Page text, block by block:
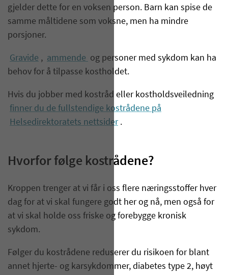
gjelder dette for en voksen person. Barn kan spise de
samme måltidene som voksne, men ha mindre
porsjoner.
Gravide , ammende og personer med sykdom kan ha
behov for å tilpasse kostholdet.
Hvis du jobber med kostråd eller kostholdsveiledning
finner du de fullstendige kostrådene på
Helsedirektoratets nettsider .
Hvorfor følge kostrådene?
Kroppen trenger at vi får i oss flere næringsstoffer hver
dag for at vi skal fungere godt her og nå, men også for
at vi skal holde oss friske og forebygge kronisk
sykdom.
Følger du kostrådene reduserer du risikoen for blant
annet hjerte- og karsykdommer, diabetes type 2, høyt